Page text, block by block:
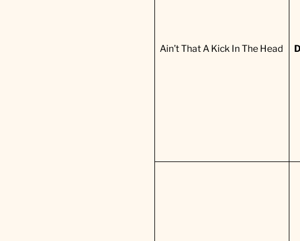
Ain’t That A Kick In The Head